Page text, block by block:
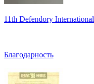
11th Defendory International
Благодарность